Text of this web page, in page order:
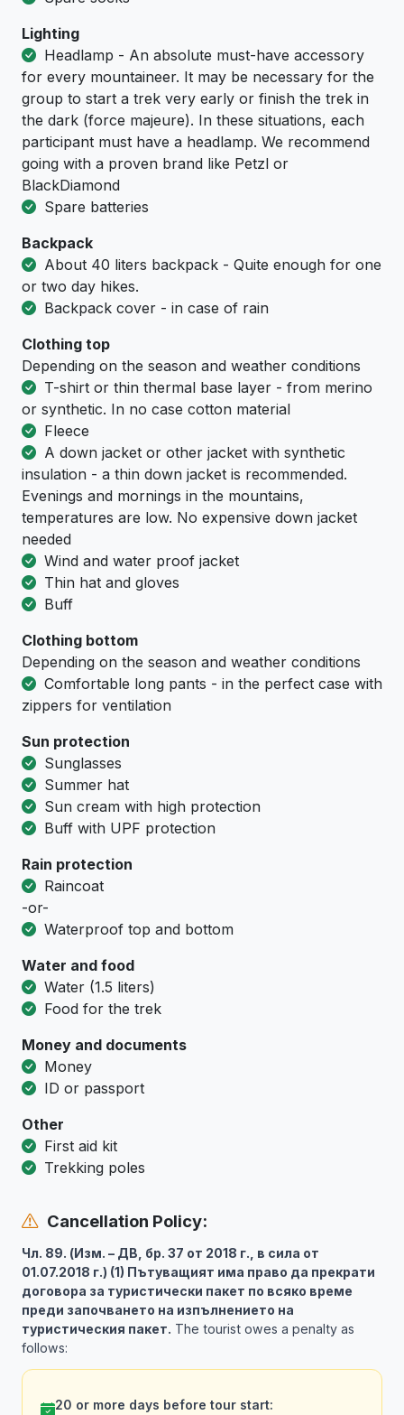
Lighting
Headlamp - An absolute must-have accessory
for every mountaineer. It may be necessary for the
group to start a trek very early or finish the trek in
the dark (force majeure). In these situations, each
participant must have a headlamp. We recommend
going with a proven brand like Petzl or
BlackDiamond
Spare batteries
Backpack
About 40 liters backpack - Quite enough for one
or two day hikes.
Backpack cover - in case of rain
Clothing top
Depending on the season and weather conditions
T-shirt or thin thermal base layer - from merino
or synthetic. In no case cotton material
Fleece
A down jacket or other jacket with synthetic
insulation - a thin down jacket is recommended.
Evenings and mornings in the mountains,
temperatures are low. No expensive down jacket
needed
Wind and water proof jacket
Thin hat and gloves
Buff
Clothing bottom
Depending on the season and weather conditions
Comfortable long pants - in the perfect case with
zippers for ventilation
Sun protection
Sunglasses
Summer hat
Sun cream with high protection
Buff with UPF protection
Rain protection
Raincoat
-or-
Waterproof top and bottom
Water and food
Water (1.5 liters)
Food for the trek
Money and documents
Money
ID or passport
Other
First aid kit
Trekking poles
Cancellation Policy:
Чл. 89. (Изм. – ДВ, бр. 37 от 2018 г., в сила от
01.07.2018 г.) (1) Пътуващият има право да прекрати
договора за туристически пакет по всяко време
преди започването на изпълнението на
туристическия пакет. The tourist owes a penalty as
follows:
20 or more days before tour start: